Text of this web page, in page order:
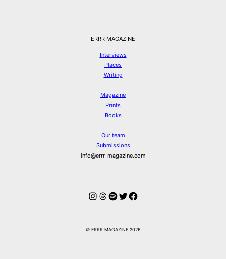
ERRR MAGAZINE
Interviews
Places
Writing
Magazine
Prints
Books
Our team
Submissions
info@errr-magazine.com
Instagram
Threads
Spotify
Twitter
Facebook
© ERRR MAGAZINE 2026